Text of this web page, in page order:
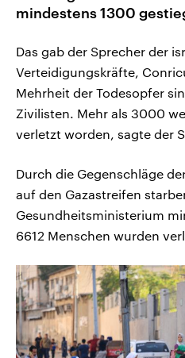
mindestens 1300
Das gab der Sprecher der
Verteidigungskräfte,
Mehrheit der Todesopfer
Zivilisten. Mehr als 3000
verletzt worden, sagte der
Durch die Gegenschläge
auf den Gazastreifen
Gesundheitsministerium
6612 Menschen wurden